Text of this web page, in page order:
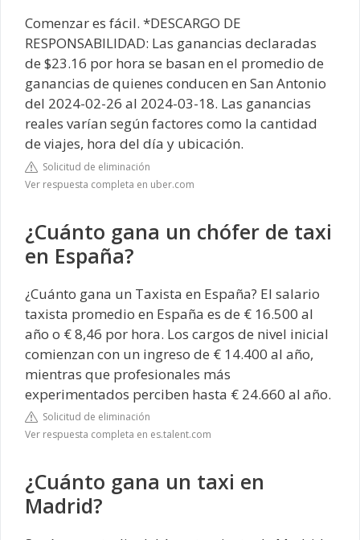
Comenzar es fácil. *DESCARGO DE
RESPONSABILIDAD: Las ganancias declaradas
de $23.16 por hora se basan en el promedio de
ganancias de quienes conducen en San Antonio
del 2024-02-26 al 2024-03-18. Las ganancias
reales varían según factores como la cantidad
de viajes, hora del día y ubicación.
Solicitud de eliminación
Ver respuesta completa en uber.com
¿Cuánto gana un chófer de taxi
en España?
¿Cuánto gana un Taxista en España? El salario
taxista promedio en España es de € 16.500 al
año o € 8,46 por hora. Los cargos de nivel inicial
comienzan con un ingreso de € 14.400 al año,
mientras que profesionales más
experimentados perciben hasta € 24.660 al año.
Solicitud de eliminación
Ver respuesta completa en es.talent.com
¿Cuánto gana un taxi en
Madrid?